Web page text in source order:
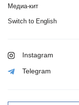
Медиа-кит
Switch to English
Instagram
Telegram